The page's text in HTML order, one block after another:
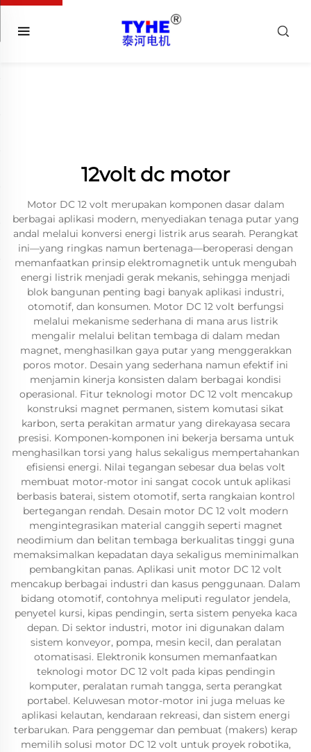
12volt dc motor
Motor DC 12 volt merupakan komponen dasar dalam
berbagai aplikasi modern, menyediakan tenaga putar yang
andal melalui konversi energi listrik arus searah. Perangkat
ini—yang ringkas namun bertenaga—beroperasi dengan
memanfaatkan prinsip elektromagnetik untuk mengubah
energi listrik menjadi gerak mekanis, sehingga menjadi
blok bangunan penting bagi banyak aplikasi industri,
otomotif, dan konsumen. Motor DC 12 volt berfungsi
melalui mekanisme sederhana di mana arus listrik
mengalir melalui belitan tembaga di dalam medan
magnet, menghasilkan gaya putar yang menggerakkan
poros motor. Desain yang sederhana namun efektif ini
menjamin kinerja konsisten dalam berbagai kondisi
operasional. Fitur teknologi motor DC 12 volt mencakup
konstruksi magnet permanen, sistem komutasi sikat
karbon, serta perakitan armatur yang direkayasa secara
presisi. Komponen-komponen ini bekerja bersama untuk
menghasilkan torsi yang halus sekaligus mempertahankan
efisiensi energi. Nilai tegangan sebesar dua belas volt
membuat motor-motor ini sangat cocok untuk aplikasi
berbasis baterai, sistem otomotif, serta rangkaian kontrol
bertegangan rendah. Desain motor DC 12 volt modern
mengintegrasikan material canggih seperti magnet
neodimium dan belitan tembaga berkualitas tinggi guna
memaksimalkan kepadatan daya sekaligus meminimalkan
pembangkitan panas. Aplikasi unit motor DC 12 volt
mencakup berbagai industri dan kasus penggunaan. Dalam
bidang otomotif, contohnya meliputi regulator jendela,
penyetel kursi, kipas pendingin, serta sistem penyeka kaca
depan. Di sektor industri, motor ini digunakan dalam
sistem konveyor, pompa, mesin kecil, dan peralatan
otomatisasi. Elektronik konsumen memanfaatkan
teknologi motor DC 12 volt pada kipas pendingin
komputer, peralatan rumah tangga, serta perangkat
portabel. Keluwesan motor-motor ini juga meluas ke
aplikasi kelautan, kendaraan rekreasi, dan sistem energi
terbarukan. Para penggemar dan pembuat (makers) kerap
memilih solusi motor DC 12 volt untuk proyek robotika,